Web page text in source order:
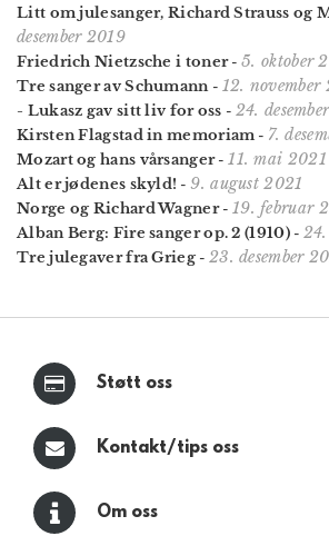
Litt om julesanger, Richard Strauss og
desember 2019
Friedrich Nietzsche i toner-5. oktober
Tre sanger av Schumann- 12. november
- Lukasz gav sitt liv for oss - 24.
Kirsten Flagstad in memoriam - 7.
Mozart og hans vårsanger-11. mai 2021
Alt er jødenes skyld! -9. august 2021
Norge og Richard Wagner- 19. februar
Alban Berg: Fire sanger op. 2 (1910)-
Tre julegaver fra Grieg- 23. desember
Støtt oss
Kontakt/tips oss
Om oss